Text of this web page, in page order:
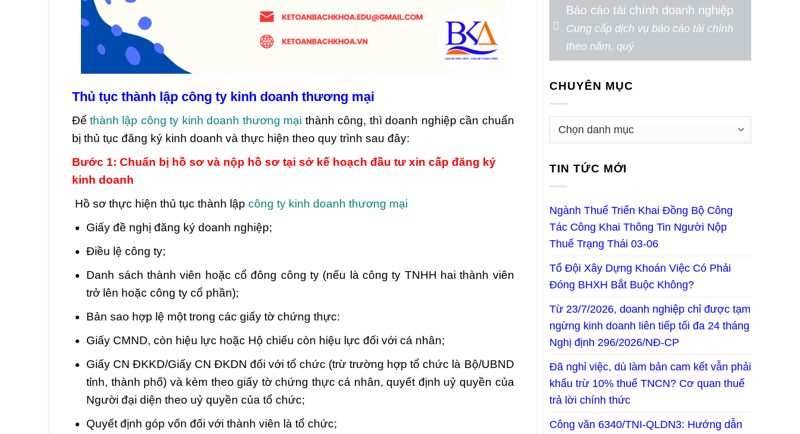
Thủ tục thành lập công ty kinh doanh thương mại
Để thành lập công ty kinh doanh thương mại thành công, thì doanh nghiệp cần chuẩn
bị thủ tục đăng ký kinh doanh và thực hiện theo quy trình sau đây:
Bước 1: Chuẩn bị hồ sơ và nộp hồ sơ tại sở kế hoạch đầu tư xin cấp đăng ký
kinh doanh
Hồ sơ thực hiện thủ tục thành lập công ty kinh doanh thương mại
Giấy đề nghị đăng ký doanh nghiệp;
Điều lệ công ty;
Danh sách thành viên hoặc cổ đông công ty (nếu là công ty TNHH hai thành viên
trở lên hoặc công ty cổ phần);
Bản sao hợp lệ một trong các giấy tờ chứng thực:
Giấy CMND, còn hiệu lực hoặc Hộ chiếu còn hiệu lực đối với cá nhân;
Giấy CN ĐKKD/Giấy CN ĐKDN đối với tổ chức (trừ trường hợp tổ chức là Bộ/UBND
tỉnh, thành phố) và kèm theo giấy tờ chứng thực cá nhân, quyết định uỷ quyền của
Người đại diện theo uỷ quyền của tổ chức;
Quyết định góp vốn đối với thành viên là tổ chức;
Báo cáo tài chính doanh nghiệp
Cung cấp dịch vụ báo cáo tài chính
theo năm, quý
CHUYÊN MỤC
TIN TỨC MỚI
Ngành Thuế Triển Khai Đồng Bộ Công
Tác Công Khai Thông Tin Người Nộp
Thuế Trạng Thái 03-06
Tổ Đội Xây Dựng Khoán Việc Có Phải
Đóng BHXH Bắt Buộc Không?
Từ 23/7/2026, doanh nghiệp chỉ được tạm
ngừng kinh doanh liên tiếp tối đa 24 tháng
Nghị định 296/2026/NĐ-CP
Đã nghỉ việc, dù làm bản cam kết vẫn phải
khấu trừ 10% thuế TNCN? Cơ quan thuế
trả lời chính thức
Công văn 6340/TNI-QLDN3: Hướng dẫn